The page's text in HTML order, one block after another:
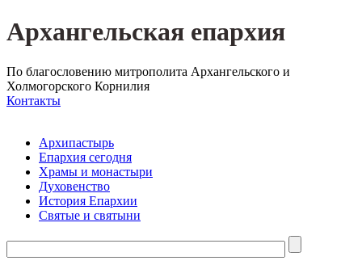
Архангельская епархия
По благословению митрополита Архангельского и
Холмогорского Корнилия
Контакты
Архипастырь
Епархия сегодня
Храмы и монастыри
Духовенство
История Епархии
Святые и святыни